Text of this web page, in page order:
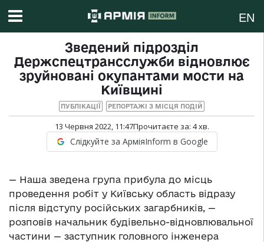
EN
Зведений підрозділ
Держспецтрансслужби відновлює
зруйновані окупантами мости на
Київщині
ПУБЛІКАЦІЇ РЕПОРТАЖІ З МІСЦЯ ПОДІЙ
13 Червня 2022, 11:47Прочитаєте за: 4хв.
Слідкуйте за АрміяInform в Google
— Наша зведена група прибула до місць
проведення робіт у Київську область відразу
після відступу російських загарбників, —
розповів начальник будівельно-відновлювальної
частини — заступник головного інженера